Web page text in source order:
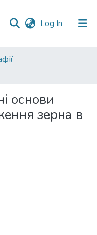
Log In (current)
основи
зерна в